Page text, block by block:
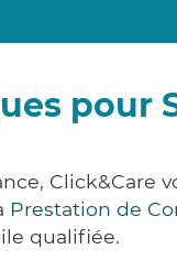
pour
Click&Care
Prestation de
qualifiée.